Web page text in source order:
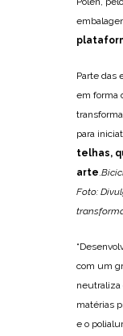
Parte das
em forma
para
telhas,
arte
Foto:
com um
neutraliza
matérias
e o